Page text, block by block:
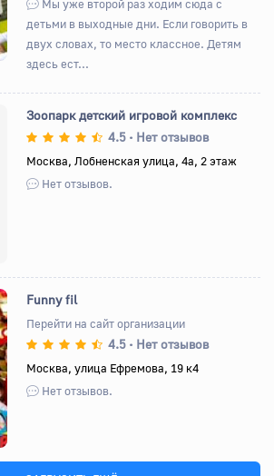
Мы уже второй раз ходим сюда с
детьми в выходные дни. Если говорить в
двух словах, то место классное. Детям
здесь ест...
Зоопарк детский игровой комплекс
4.5 • Нет отзывов
Москва, Лобненская улица, 4а, 2 этаж
Нет отзывов.
Вперед
Funny fil
Перейти на сайт организации
4.5 • Нет отзывов
Москва, улица Ефремова, 19 к4
Нет отзывов.